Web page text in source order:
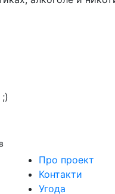
Про проект
Контакти
Угода